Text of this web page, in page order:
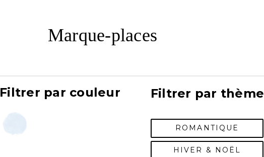
Marque-places
Filtrer par couleur Filtrer par thème
ROMANTIQUE
HIVER & NOËL